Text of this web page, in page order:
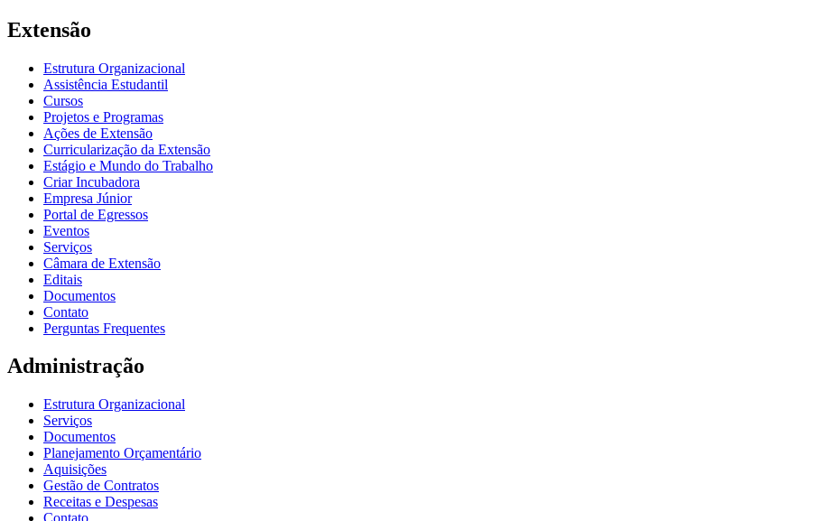
Extensão
Estrutura Organizacional
Assistência Estudantil
Cursos
Projetos e Programas
Ações de Extensão
Curricularização da Extensão
Estágio e Mundo do Trabalho
Criar Incubadora
Empresa Júnior
Portal de Egressos
Eventos
Serviços
Câmara de Extensão
Editais
Documentos
Contato
Perguntas Frequentes
Administração
Estrutura Organizacional
Serviços
Documentos
Planejamento Orçamentário
Aquisições
Gestão de Contratos
Receitas e Despesas